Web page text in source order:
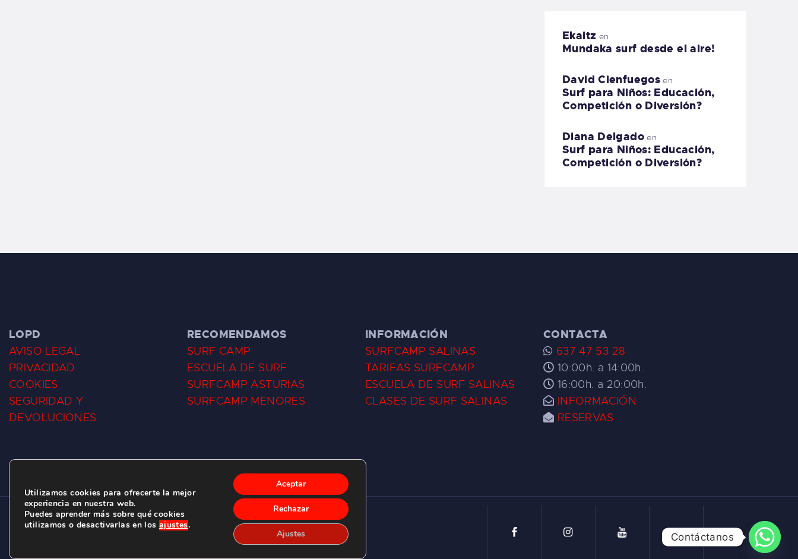
Ekaitz en
Mundaka surf desde el aire!
David Cienfuegos en
Surf para Niños: Educación,
Competición o Diversión?
Diana Delgadoen
Surf para Niños: Educación,
Competición o Diversión?
LOPD
AVISO LEGAL
PRIVACIDAD
COOKIES
SEGURIDAD Y
DEVOLUCIONES
RECOMENDAMOS
SURF CAMP
ESCUELA DE SURF
SURFCAMP ASTURIAS
SURFCAMP MENORES
INFORMACIÓN
SURFCAMP SALINAS
TARIFAS SURFCAMP
ESCUELA DE SURF SALINAS
CLASES DE SURF SALINAS
CONTACTA
637 47 53 28
10:00h. a 14:00h.
16:00h. a 20:00h.
INFORMACIÓN
RESERVAS
CLUB DE SURF LAS DUNAS ©2026.
C/ BERNARDO ÁLVAREZ GALAN 1, SALINAS (ASTURIAS)
Utilizamos cookies para ofrecerte la mejor
experiencia en nuestra web.
Puedes aprender más sobre qué cookies
utilizamos o desactivarlas en los ajustes.
Aceptar
Rechazar
Ajustes Contáctanos